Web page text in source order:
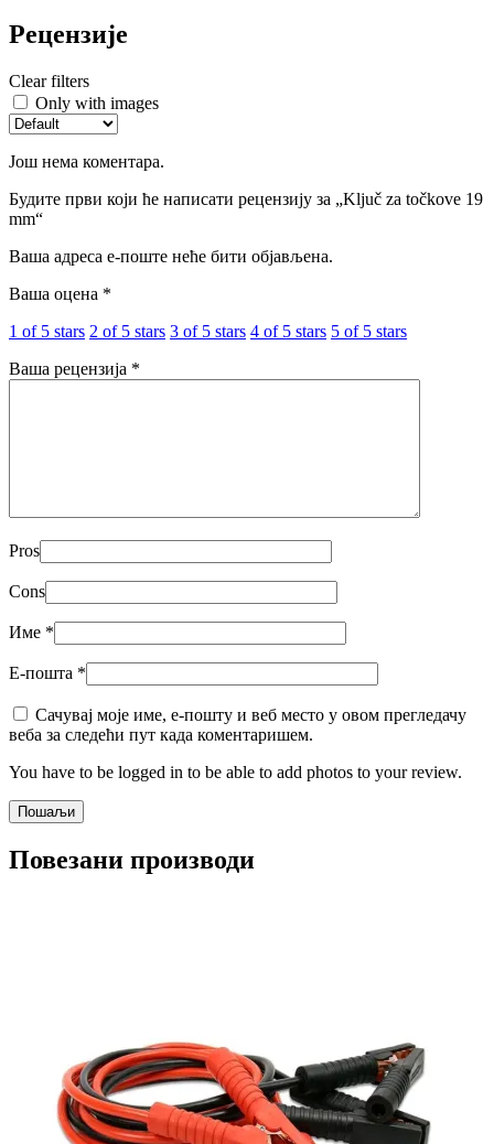
Рецензије
Clear filters
Only with images
Још нема коментара.
Будите први који ће написати рецензију за „Ključ za točkove 19
mm“
Ваша адреса е-поште неће бити објављена.
Ваша оцена *
1 of 5 stars 2 of 5 stars 3 of 5 stars 4 of 5 stars 5 of 5 stars
Ваша рецензија *
Pros
Cons
Име *
Е-пошта *
Сачувај моје име, е-пошту и веб место у овом прегледачу
веба за следећи пут када коментаришем.
You have to be logged in to be able to add photos to your review.
Повезани производи